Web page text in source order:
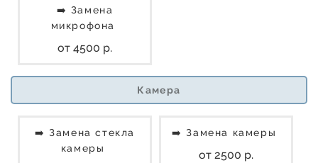
➡️ Замена
микрофона
от 4500 р.
Камера
➡️ Замена стекла
камеры
➡️ Замена камеры
от 2500 р.